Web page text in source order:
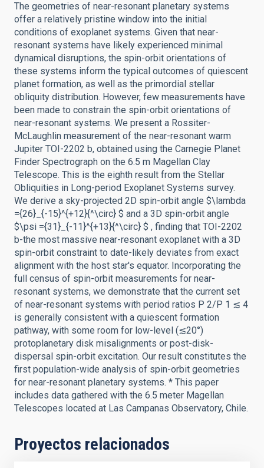
The geometries of near-resonant planetary systems
offer a relatively pristine window into the initial
conditions of exoplanet systems. Given that near-
resonant systems have likely experienced minimal
dynamical disruptions, the spin-orbit orientations of
these systems inform the typical outcomes of quiescent
planet formation, as well as the primordial stellar
obliquity distribution. However, few measurements have
been made to constrain the spin-orbit orientations of
near-resonant systems. We present a Rossiter-
McLaughlin measurement of the near-resonant warm
Jupiter TOI-2202 b, obtained using the Carnegie Planet
Finder Spectrograph on the 6.5 m Magellan Clay
Telescope. This is the eighth result from the Stellar
Obliquities in Long-period Exoplanet Systems survey.
We derive a sky-projected 2D spin-orbit angle $\lambda
={26}_{-15}^{+12}{^\circ} $ and a 3D spin-orbit angle
$\psi ={31}_{-11}^{+13}{^\circ} $ , finding that TOI-2202
b-the most massive near-resonant exoplanet with a 3D
spin-orbit constraint to date-likely deviates from exact
alignment with the host star's equator. Incorporating the
full census of spin-orbit measurements for near-
resonant systems, we demonstrate that the current set
of near-resonant systems with period ratios P 2/P 1 ≲ 4
is generally consistent with a quiescent formation
pathway, with some room for low-level (≲20°)
protoplanetary disk misalignments or post-disk-
dispersal spin-orbit excitation. Our result constitutes the
first population-wide analysis of spin-orbit geometries
for near-resonant planetary systems. * This paper
includes data gathered with the 6.5 meter Magellan
Telescopes located at Las Campanas Observatory, Chile.
Proyectos relacionados